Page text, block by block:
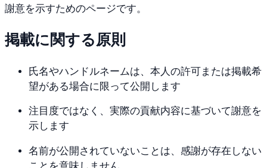
謝意を示すためのページです。
掲載に関する原則
氏名やハンドルネームは、 本人の許可または掲載希
望がある場合に 限って公開し ます
注目 度ではなく、 実際の貢献内容に基づいて謝意を
示し ます
名前が公開されていないことは、 感謝が存在 しない